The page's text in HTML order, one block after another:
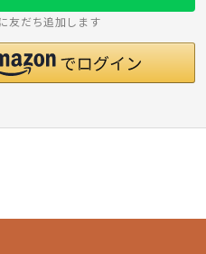
友だち追加します